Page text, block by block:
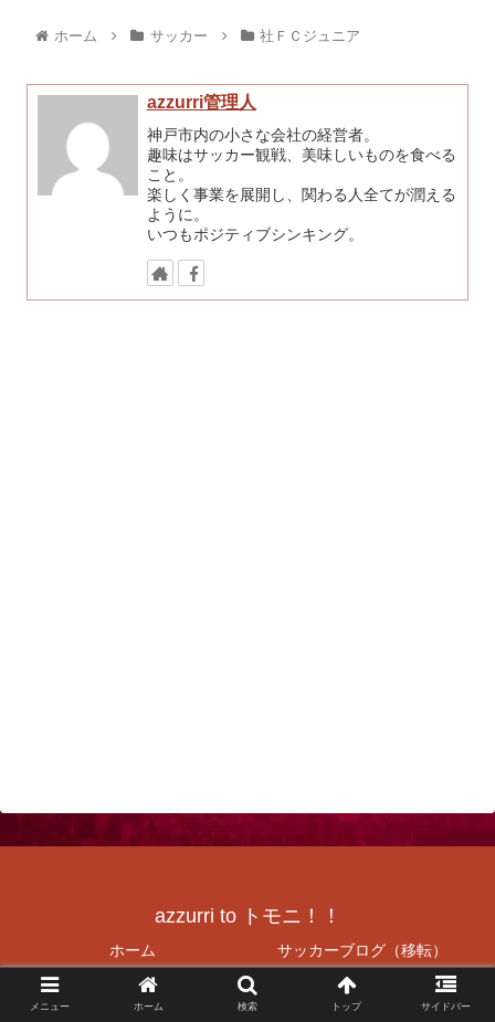
ホーム サッカー 社ＦＣジュニア
azzurri管理人
神戸市内の小さな会社の経営者。
趣味はサッカー観戦、美味しいものを食べる
こと。
楽しく事業を展開し、関わる人全てが潤える
ように。
いつもポジティブシンキング。
azzurri to トモニ！！
ホーム
サッカーブログ（移転）
社FCJrAzzurriHP（復刻）
神戸（兵庫）の美味しいお店を
紹介
メニュー ホーム 検索 トップ サイドバー